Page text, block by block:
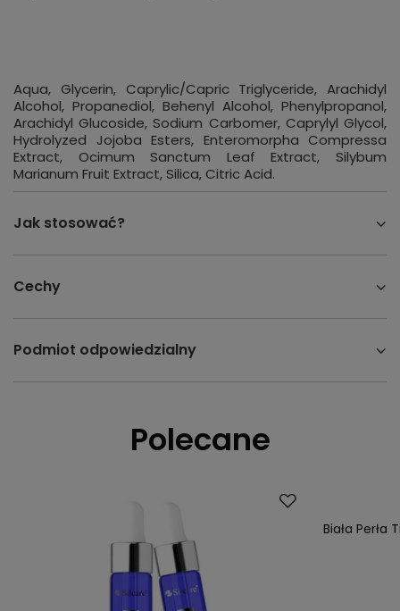
Aqua, Glycerin, Caprylic/Capric Triglyceride, Arachidyl
Alcohol, Propanediol, Behenyl Alcohol, Phenylpropanol,
Arachidyl Glucoside, Sodium Carbomer, Caprylyl Glycol,
Hydrolyzed Jojoba Esters, Enteromorpha Compressa
Extract, Ocimum Sanctum Leaf Extract, Silybum
Marianum Fruit Extract, Silica, Citric Acid.
Jak stosować?
Cechy
Podmiot odpowiedzialny
Polecane
Biała